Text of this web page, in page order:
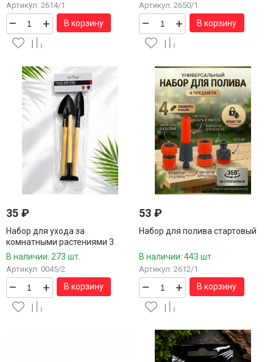
Артикул: 2614/1
– + В корзину
Артикул: 2650/1
– + В корзину
35 ₽
Набор для ухода за
комнатными растениями 3
предмета 21-22 см.
В наличии: 273 шт.
Артикул: 0045/2
– + В корзину
53₽
Набор для полива стартовый
В наличии: 443 шт.
Артикул: 2612/1
– + В корзину